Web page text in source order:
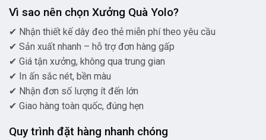
Vì sao nên chọn Xưởng Quà Yolo?
✔ Nhận thiết kế dây đeo thẻ miễn phí theo yêu cầu
✔ Sản xuất nhanh – hỗ trợ đơn hàng gấp
✔ Giá tận xưởng, không qua trung gian
✔ In ấn sắc nét, bền màu
✔ Nhận đơn số lượng ít đến lớn
✔ Giao hàng toàn quốc, đúng hẹn
Quy trình đặt hàng nhanh chóng